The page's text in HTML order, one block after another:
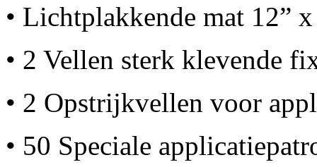
• Lichtplakkende mat 12”
• 2 Vellen sterk klevende
• 2 Opstrijkvellen voor
• 50 Speciale